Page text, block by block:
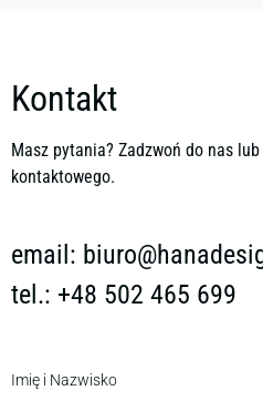
Kontakt
Masz pytania? Zadzwoń do nas
kontaktowego.
email:
tel.: +48 502 465 699